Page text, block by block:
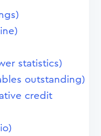
statistics)
outstanding)
credit